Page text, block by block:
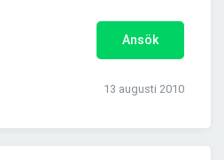
Ansök
13 augusti 2010